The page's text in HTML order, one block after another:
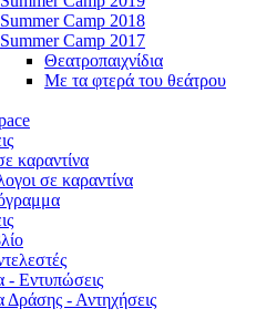
Summer Camp 2018
Summer Camp 2017
Θεατροπαιχνίδια
Με τα φτερά του θεάτρου
καραντίνα
σε καραντίνα
- Εντυπώσεις
- Αντηχήσεις